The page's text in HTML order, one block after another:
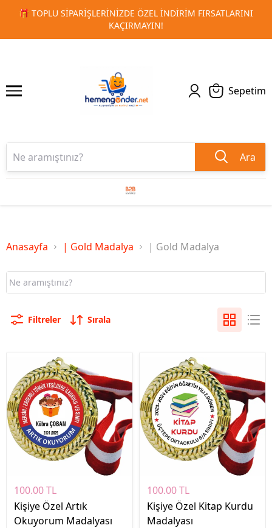
FIRSATLARINI
🚀 KURUMSAL PROMOSYON VE
1 2
Sepetim
Ara
Anasayfa | Gold Madalya | Gold Madalya
Filtreler Sırala
100.00 TL
Kişiye Özel Artık
Okuyorum Madalyası
100.00 TL
Kişiye Özel Kitap Kurdu
Madalyası